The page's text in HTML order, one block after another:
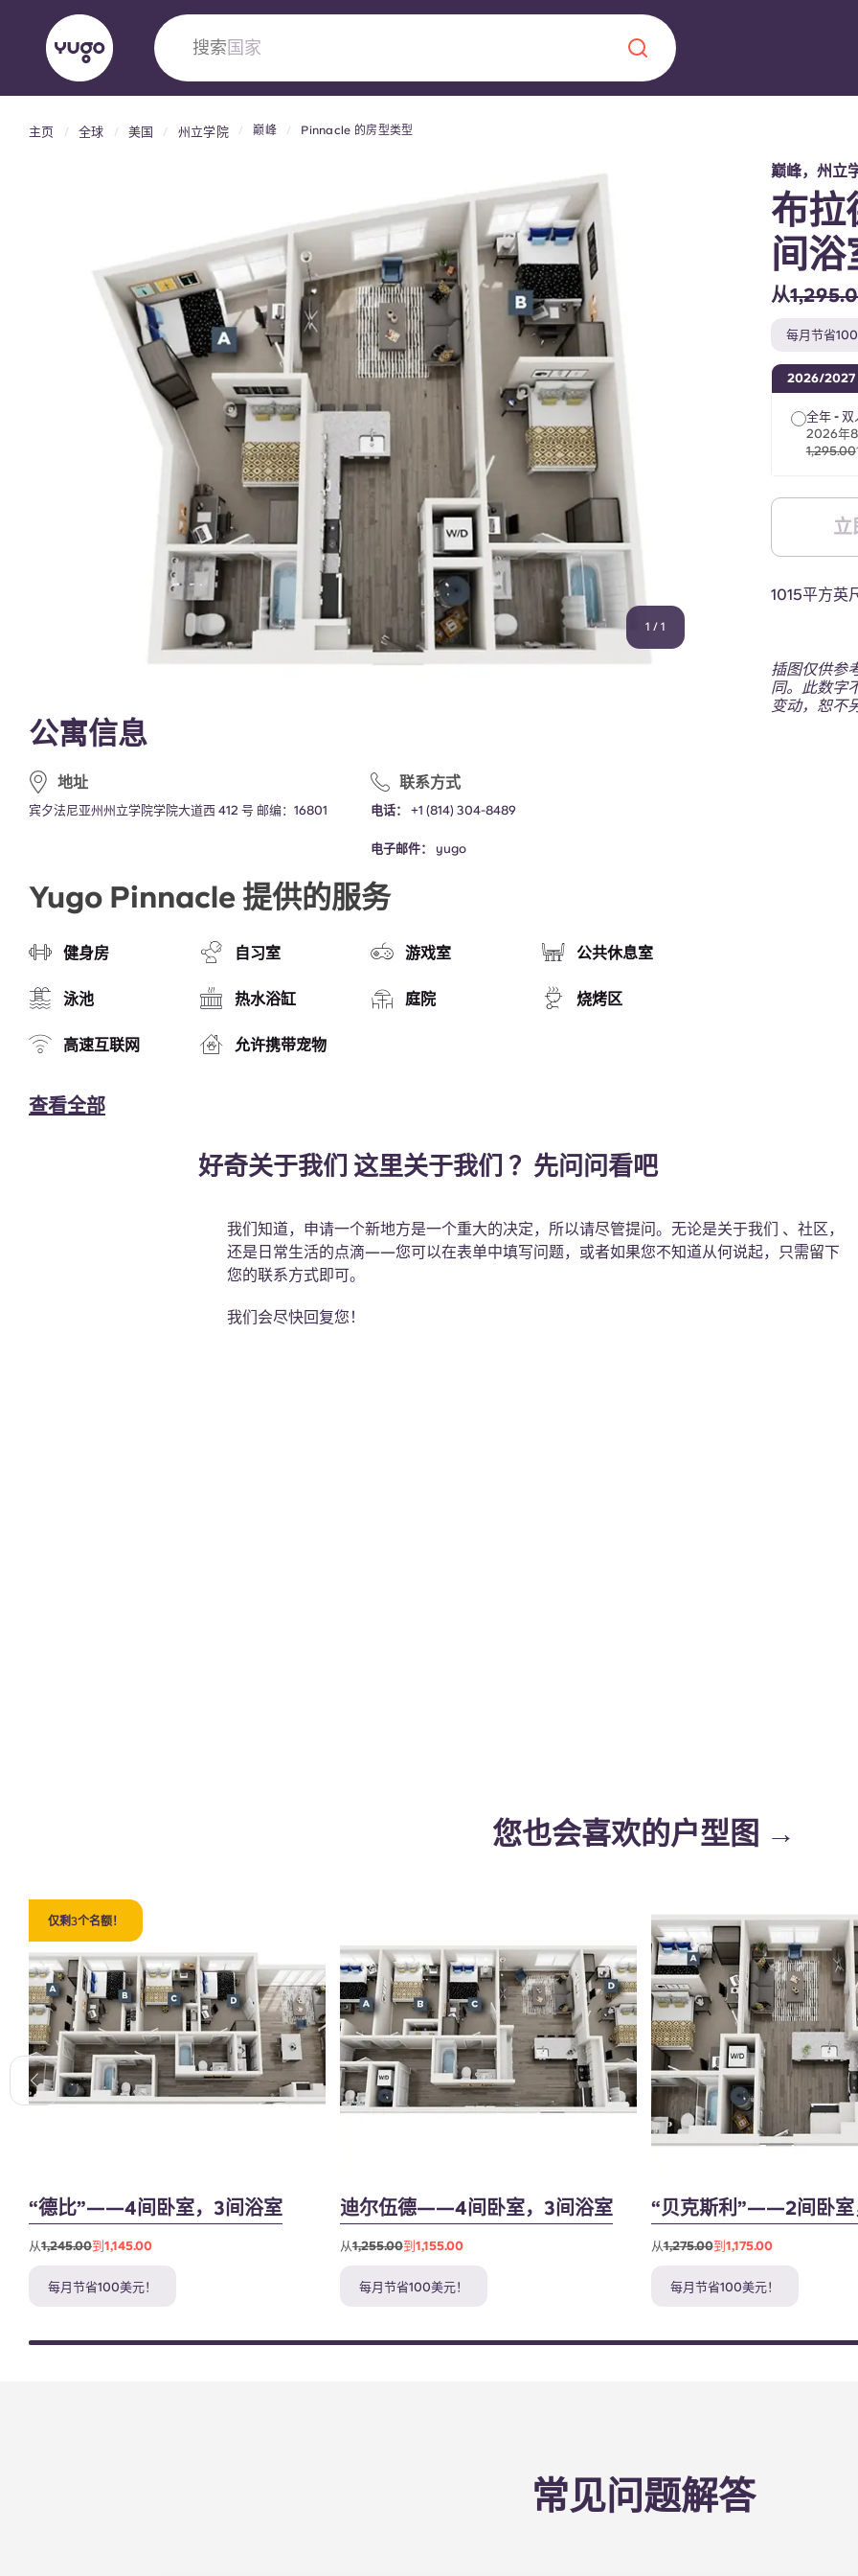
搜索 大学
Yugo VCARB：引领公寓新时代
Yugo与VCARB的开创性合作，激发创新精神，点燃雄心壮志，缔造难
忘的学子时光。
关于我们
常见问题解答
English (GB)
主页 全球 美国 州立学院 巅峰 Pinnacle 的房型类型
1 / 1
公寓信息
地址
宾夕法尼亚州州立学院学院大道西 412 号 邮编：16801
联系方式
电话： +1 (814) 304-8489
电子邮件： yugo
Yugo Pinnacle 提供的服务
健身房 自习室 游戏室 公共休息室
泳池 热水浴缸 庭院 烧烤区
高速互联网 允许携带宠物
查看全部
巅峰，州立
布拉
间浴
从
每月节省
2026/2027
全年 - 双
2026年8
1,295.00
立
1015平方英
插图仅供参
同。此数字
变动，恕不
好奇关于我们 这里关于我们 ？先问问看吧
我们知道，申请一个新地方是一个重大的决定，所以请尽管提问。无论是关于我们 、社区，
还是日常生活的点滴——您可以在表单中填写问题，或者如果您不知道从何说起，只需留下
您的联系方式即可。
我们会尽快回复您！
您也会喜欢的户型图 →
仅剩3个名额！
“德比”——4间卧室，3间浴室
从1,245.00到1,145.00
每月节省100美元！
迪尔伍德——4间卧室，3间浴室
从1,255.00到1,155.00
每月节省100美元！
“贝克斯利”——2间卧室
从1,275.00到1,175.00
每月节省100美元！
常见问题解答